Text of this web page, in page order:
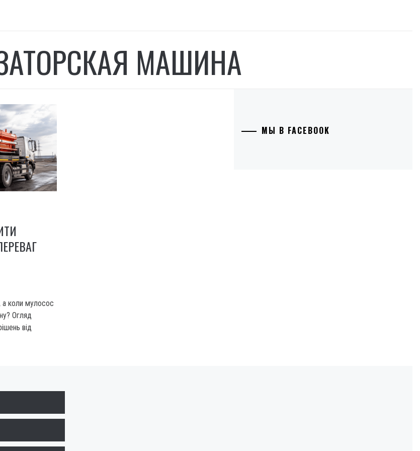
МАШИНА
а коли мулосос
Огляд
від
МЫ В FACEBOOK